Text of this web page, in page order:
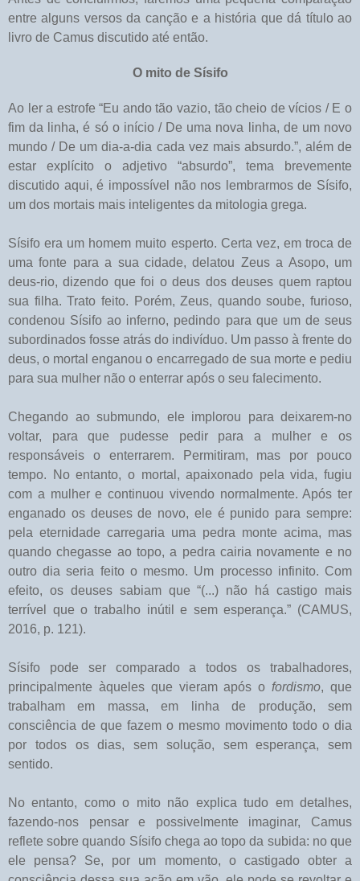
entre alguns versos da canção e a história que dá título ao
livro de Camus discutido até então.
O mito de Sísifo
Ao ler a estrofe “Eu ando tão vazio, tão cheio de vícios / E o
fim da linha, é só o início / De uma nova linha, de um novo
mundo / De um dia-a-dia cada vez mais absurdo.”, além de
estar explícito o adjetivo “absurdo”, tema brevemente
discutido aqui, é impossível não nos lembrarmos de Sísifo,
um dos mortais mais inteligentes da mitologia grega.
Sísifo era um homem muito esperto. Certa vez, em troca de
uma fonte para a sua cidade, delatou Zeus a Asopo, um
deus-rio, dizendo que foi o deus dos deuses quem raptou
sua filha. Trato feito. Porém, Zeus, quando soube, furioso,
condenou Sísifo ao inferno, pedindo para que um de seus
subordinados fosse atrás do indivíduo. Um passo à frente do
deus, o mortal enganou o encarregado de sua morte e pediu
para sua mulher não o enterrar após o seu falecimento.
Chegando ao submundo, ele implorou para deixarem-no
voltar, para que pudesse pedir para a mulher e os
responsáveis o enterrarem. Permitiram, mas por pouco
tempo. No entanto, o mortal, apaixonado pela vida, fugiu
com a mulher e continuou vivendo normalmente. Após ter
enganado os deuses de novo, ele é punido para sempre:
pela eternidade carregaria uma pedra monte acima, mas
quando chegasse ao topo, a pedra cairia novamente e no
outro dia seria feito o mesmo. Um processo infinito. Com
efeito, os deuses sabiam que “(...) não há castigo mais
terrível que o trabalho inútil e sem esperança.” (CAMUS,
2016, p. 121).
Sísifo pode ser comparado a todos os trabalhadores,
principalmente àqueles que vieram após o fordismo, que
trabalham em massa, em linha de produção, sem
consciência de que fazem o mesmo movimento todo o dia
por todos os dias, sem solução, sem esperança, sem
sentido.
No entanto, como o mito não explica tudo em detalhes,
fazendo-nos pensar e possivelmente imaginar, Camus
reflete sobre quando Sísifo chega ao topo da subida: no que
ele pensa? Se, por um momento, o castigado obter a